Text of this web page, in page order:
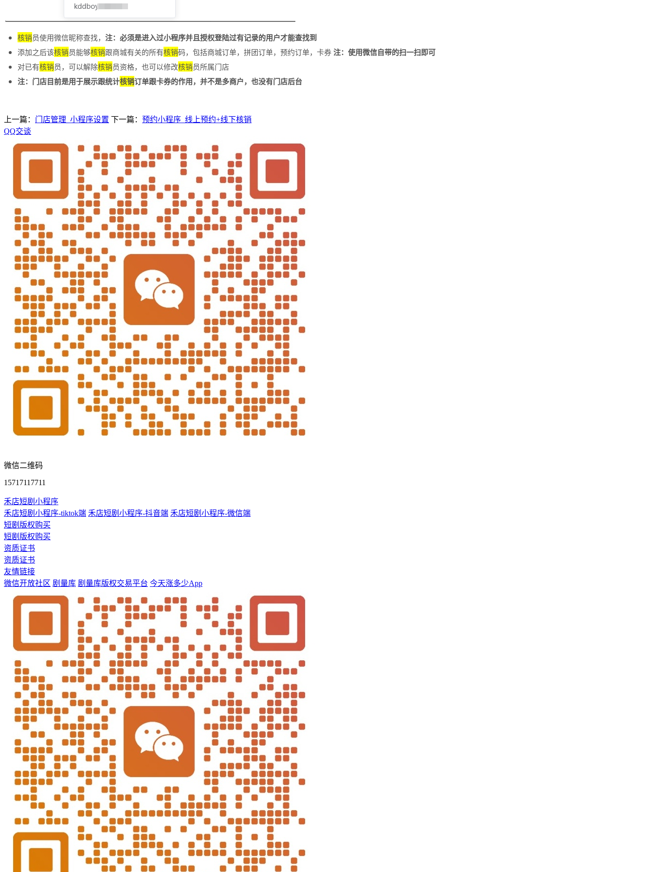
核销员使用微信昵称查找， 注：必须是进入过小程序并且授权登陆过有记录的用户才能查找到
添加之后该核销员能够核销跟商城有关的所有核销码，包括商城订单，拼团订单，预约订单，卡券注：使用微信自带的扫一扫即可
对已有核销员，可以解除核销员资格，也可以修改核销员所属门店
注：门店目前是用于展示跟统计核销订单跟卡券的作用，并不是多商户，也没有门店后台
上一篇： 门店管理_小程序设置 下一篇： 预约小程序_线上预约+线下核销
QQ交谈
微信二维码
15717117711
禾店短剧小程序
禾店短剧小程序-tiktok端 禾店短剧小程序-抖音端 禾店短剧小程序-微信端
短剧版权购买
短剧版权购买
资质证书
资质证书
友情链接
微信开放社区 剧量库 剧量库版权交易平台 今天涨多少App